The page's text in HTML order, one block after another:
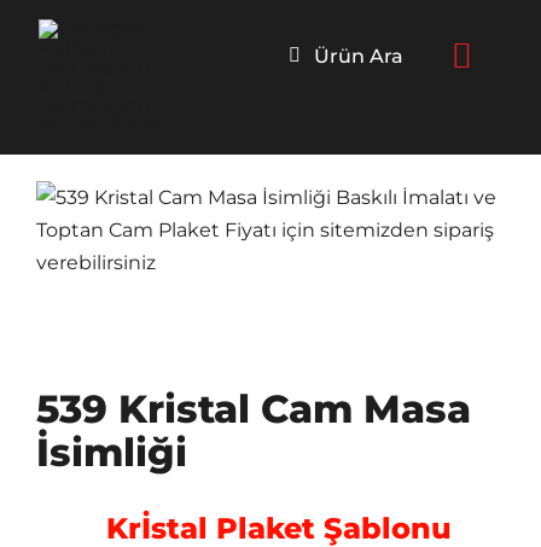
Skip
Ürün Ara
539 Kristal Cam Masa
İsimliği
Krİstal Plaket Şablonu